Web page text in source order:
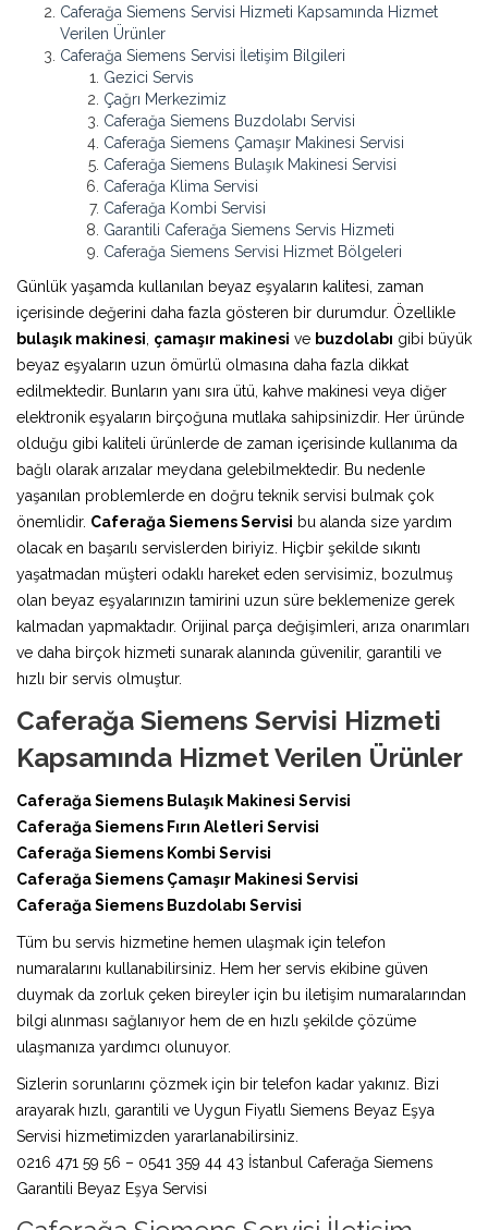
Caferağa Siemens Servisi Hizmeti Kapsamında Hizmet
Verilen Ürünler
Caferağa Siemens Servisi İletişim Bilgileri
Gezici Servis
Çağrı Merkezimiz
Caferağa Siemens Buzdolabı Servisi
Caferağa Siemens Çamaşır Makinesi Servisi
Caferağa Siemens Bulaşık Makinesi Servisi
Caferağa Klima Servisi
Caferağa Kombi Servisi
Garantili Caferağa Siemens Servis Hizmeti
Caferağa Siemens Servisi Hizmet Bölgeleri
Günlük yaşamda kullanılan beyaz eşyaların kalitesi, zaman
içerisinde değerini daha fazla gösteren bir durumdur. Özellikle
bulaşık makinesi çamaşır makinesi ve buzdolabı gibi büyük
beyaz eşyaların uzun ömürlü olmasına daha fazla dikkat
edilmektedir. Bunların yanı sıra ütü, kahve makinesi veya diğer
elektronik eşyaların birçoğuna mutlaka sahipsinizdir. Her üründe
olduğu gibi kaliteli ürünlerde de zaman içerisinde kullanıma da
bağlı olarak arızalar meydana gelebilmektedir. Bu nedenle
yaşanılan problemlerde en doğru teknik servisi bulmak çok
önemlidir. Caferağa Siemens Servisi bu alanda size yardım
olacak en başarılı servislerden biriyiz. Hiçbir şekilde sıkıntı
yaşatmadan müşteri odaklı hareket eden servisimiz, bozulmuş
olan beyaz eşyalarınızın tamirini uzun süre beklemenize gerek
kalmadan yapmaktadır. Orijinal parça değişimleri, arıza onarımları
ve daha birçok hizmeti sunarak alanında güvenilir, garantili ve
hızlı bir servis olmuştur.
Caferağa Siemens Servisi Hizmeti
Kapsamında Hizmet Verilen Ürünler
Caferağa Siemens Bulaşık Makinesi Servisi
Caferağa Siemens Fırın Aletleri Servisi
Caferağa Siemens Kombi Servisi
Caferağa Siemens Çamaşır Makinesi Servisi
Caferağa Siemens Buzdolabı Servisi
Tüm bu servis hizmetine hemen ulaşmak için telefon
numaralarını kullanabilirsiniz. Hem her servis ekibine güven
duymak da zorluk çeken bireyler için bu iletişim numaralarından
bilgi alınması sağlanıyor hem de en hızlı şekilde çözüme
ulaşmanıza yardımcı olunuyor.
Sizlerin sorunlarını çözmek için bir telefon kadar yakınız. Bizi
arayarak hızlı, garantili ve Uygun Fiyatlı Siemens Beyaz Eşya
Servisi hizmetimizden yararlanabilirsiniz.
0216 471 59 56 – 0541 359 44 43 İstanbul Caferağa Siemens
Garantili Beyaz Eşya Servisi